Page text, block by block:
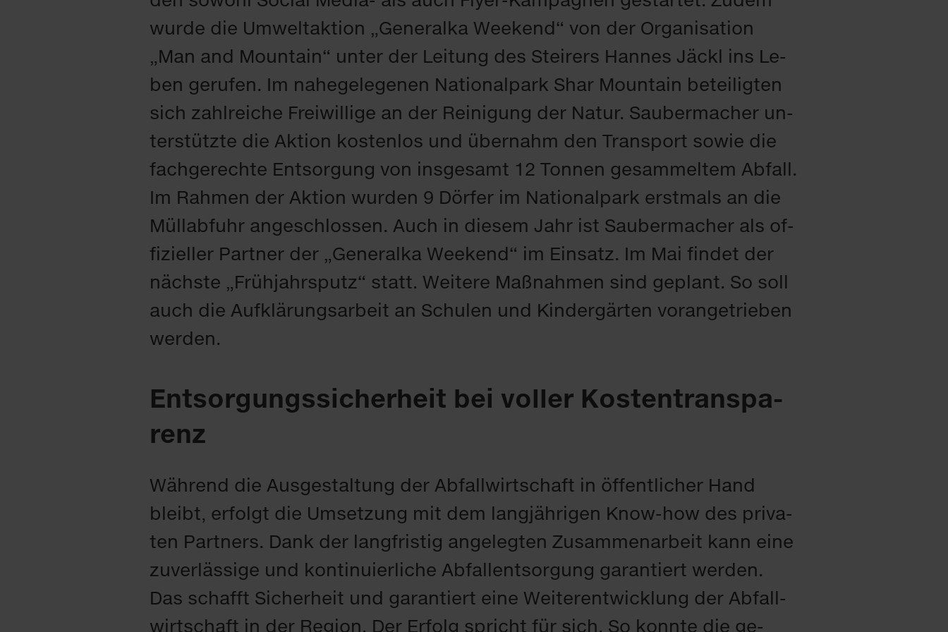
wur­de die Um­welt­ak­ti­on „Ge­ne­ral­ka Wee­kend“ von der Or­ga­ni­sa­ti­on
„Man and Moun­tain“ un­ter der Lei­tung des Stei­rers Han­nes Jäckl ins Le­
ben ge­ru­fen. Im na­he­ge­le­ge­nen Na­tio­nal­park Shar Moun­tain be­tei­lig­ten
sich zahl­rei­che Frei­wil­li­ge an der Rei­ni­gung der Na­tur. Sau­ber­ma­cher un­
ter­stütz­te die Ak­ti­on kos­ten­los und über­nahm den Trans­port so­wie die
fach­ge­rech­te Ent­sor­gung von ins­ge­samt 12 Ton­nen ge­sam­mel­tem Ab­fall.
Im Rah­men der Ak­ti­on wur­den 9 Dör­fer im Na­tio­nal­park erst­mals an die
Müll­ab­fuhr an­ge­schlos­sen. Auch in die­sem Jahr ist Sau­ber­ma­cher als of­
fi­zi­el­ler Part­ner der „Ge­ne­ral­ka Wee­kend“ im Ein­satz. Im Mai fin­det der
nächs­te „Früh­jahrs­putz“ statt. Wei­te­re Maß­nah­men sind ge­plant. So soll
auch die Auf­klä­rungs­ar­beit an Schu­len und Kin­der­gär­ten vor­an­ge­trie­ben
wer­den.
Ent­sor­gungs­si­cher­heit bei vol­ler Kos­ten­trans­pa­
renz
Wäh­rend die Aus­ge­stal­tung der Ab­fall­wirt­schaft in öf­fent­li­cher Hand
bleibt, er­folgt die Um­set­zung mit dem lang­jäh­ri­gen Know-how des pri­va­
ten Part­ners. Dank der lang­fris­tig an­ge­leg­ten Zu­sam­men­ar­beit kann ei­ne
zu­ver­läs­si­ge und kon­ti­nu­ier­li­che Ab­fall­ent­sor­gung ga­ran­tiert wer­den.
Das schafft Si­cher­heit und ga­ran­tiert ei­ne Wei­ter­ent­wick­lung der Ab­fall­
wirt­schaft in der Re­gi­on. Der Er­folg spricht für sich. So konn­te die ge­